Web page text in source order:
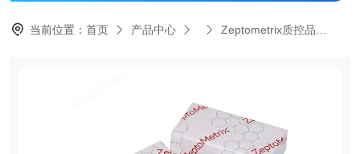
当前位置：首页 产品中心 Zeptometrix质控品